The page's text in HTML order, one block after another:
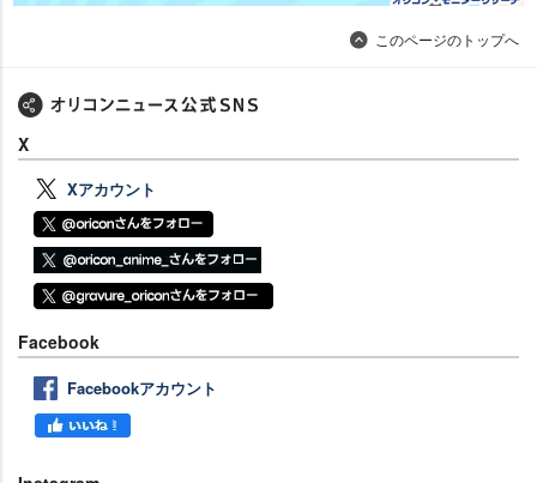
このページのトップへ
X
Xアカウント
Facebook
Facebookアカウント